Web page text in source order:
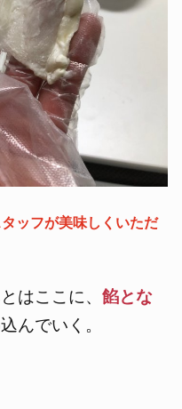
ッフが美味しくいただ
はここに、餡とな
んでいく。